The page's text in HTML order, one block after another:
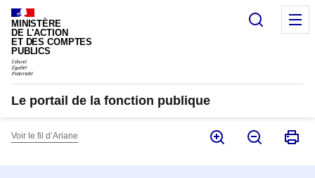
Panneau de gestion des cookies
MINISTÈRE
DE L'ACTION
ET DES COMPTES
PUBLICS
Le portail de la fonction publique
Voir le fil d’Ariane